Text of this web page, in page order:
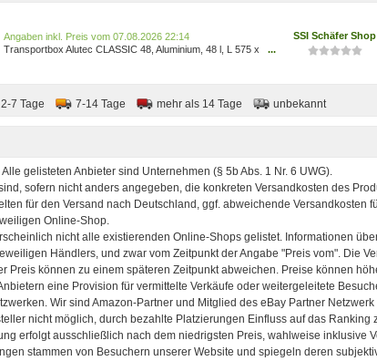
Preis vom 07.08.2026 22:14
Transportbox Alutec CLASSIC 48, Aluminium, 48 l, L 575 x
...
SSI Schäfer Shop
2-7 Tage 7-14 Tage mehr als 14 Tage unbekannt